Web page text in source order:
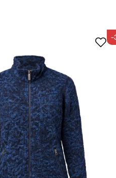
Garn dabei wäre, um ihn
unmöglich, diese Wolle
-